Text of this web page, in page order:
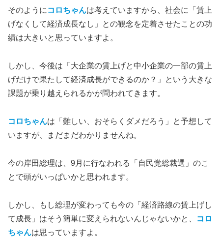
そのようにコロちゃんは考えていますから、社会に「賃上
げなくして経済成長なし」との観念を定着させたことの功
績は大きいと思っていますよ。
しかし、今後は「大企業の賃上げと中小企業の一部の賃上
げだけで果たして経済成長ができるのか？」という大きな
課題が乗り越えられるかが問われてきます。
コロちゃんは「難しい、おそらくダメだろう」と予想して
いますが、まだまだわかりませんね。
今の岸田総理は、9月に行なわれる「自民党総裁選」のこ
とで頭がいっぱいかと思われます。
しかし、もし総理が変わっても今の「経済路線の賃上げし
て成長」はそう簡単に変えられないんじゃないかと、
コロ
ちゃんは思っていますよ。